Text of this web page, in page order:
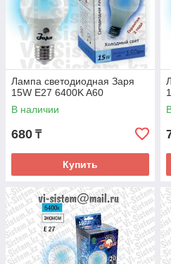
Лампа светодиодная Заря
15W E27 6400K A60
В наличии
680 ₸
Купить